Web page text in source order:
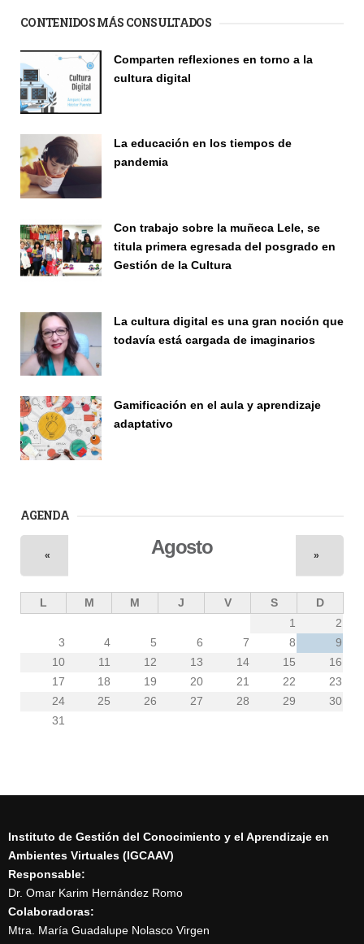
CONTENIDOS MÁS CONSULTADOS
Comparten reflexiones en torno a la
cultura digital
La educación en los tiempos de
pandemia
Con trabajo sobre la muñeca Lele, se
titula primera egresada del posgrado en
Gestión de la Cultura
La cultura digital es una gran noción que
todavía está cargada de imaginarios
Gamificación en el aula y aprendizaje
adaptativo
AGENDA
Agosto
« »
L M M J V S
D
1
2
3
4 5 6 7 8
9
10
11 12 13 14 15
16
17
18 19 20 21 22
23
24
25 26 27 28 29
30
31
Instituto de Gestión del Conocimiento y el Aprendizaje en
Ambientes Virtuales (IGCAAV)
Responsable:
Dr. Omar Karim Hernández Romo
Colaboradoras:
Mtra. María Guadalupe Nolasco Virgen